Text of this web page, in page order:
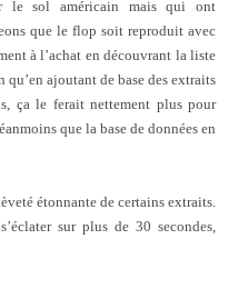
sol américain mais qui ont
que le flop soit reproduit avec
à l’achat en découvrant la liste
qu’en ajoutant de base des extraits
ça le ferait nettement plus pour
que la base de données en
étonnante de certains extraits.
sur plus de 30 secondes,